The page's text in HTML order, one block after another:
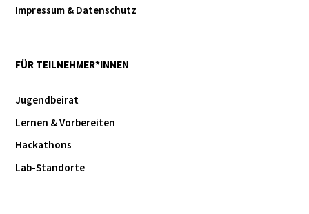
Impressum & Datenschutz
FÜR TEILNEHMER*INNEN
Jugendbeirat
Lernen & Vorbereiten
Hackathons
Lab-Standorte